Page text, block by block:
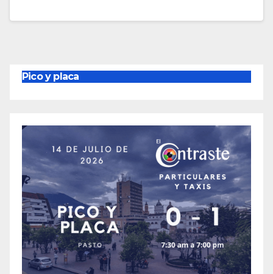
Pico y placa